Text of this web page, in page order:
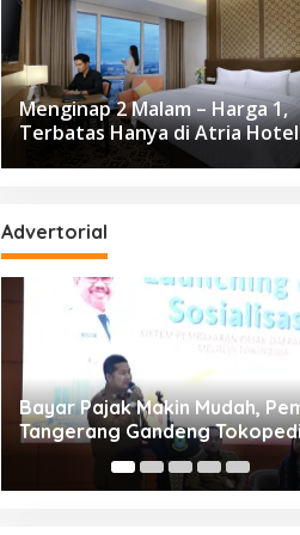
Menginap 2 Malam – Harga 1,
Terbatas Hanya di Atria Hotel
Advertorial
Resmi Bergulir, 651 Kafilah
Ramaikan MTQ XXV Kota
Tangerang di Ciledug